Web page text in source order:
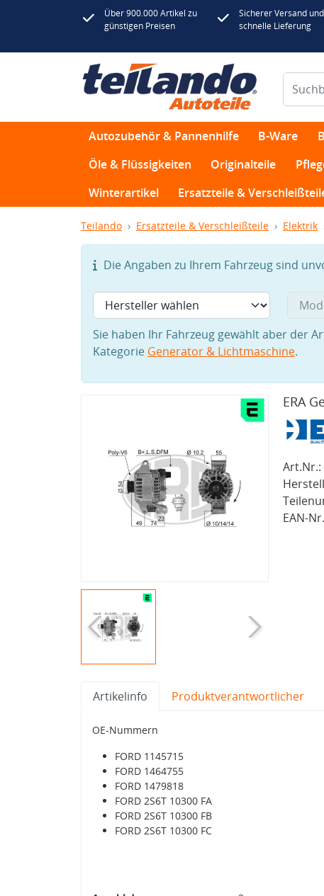
Über 900.000 Artikel zu
günstigen Preisen
Sicherer Versand und
schnelle Lieferung
Autozubehör & Pannenhilfe B-Ware
Öle & Flüssigkeiten
Originalteile
Winterartikel
Ersatzteile &
Teilando Ersatzteile & Verschleißteile Elektrik
Die Angaben zu Ihrem Fahrzeug sind
Sie haben Ihr Fahrzeug gewählt aber der
Kategorie Generator & Lichtmaschine.
ERA
Art.Nr.:
EAN-
Artikelinfo Produktverantwortlicher
OE-Nummern
FORD 1145715
FORD 1464755
FORD 1479818
FORD 2S6T 10300 FA
FORD 2S6T 10300 FB
FORD 2S6T 10300 FC